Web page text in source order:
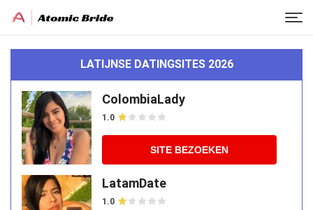
LATIJNSE DATINGSITES 2026
ColombiaLady
1.0
SITE BEZOEKEN
LatamDate
1.0